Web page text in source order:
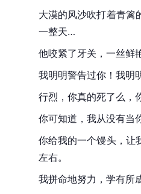
大漠的风沙吹打着青篱
一整天…
他咬紧了牙关，一丝鲜
我明明警告过你！我明
行烈，你真的死了么，
你可知道，我从没有当
你给我的一个馒头，让
左右。
我拼命地努力，学有所